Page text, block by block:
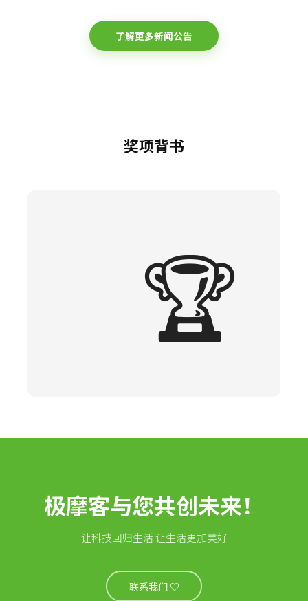
了解更多新闻公告
奖项背书
🏆
极摩客与您共创未来！
让科技回归生活 让生活更加美好
联系我们 ♡